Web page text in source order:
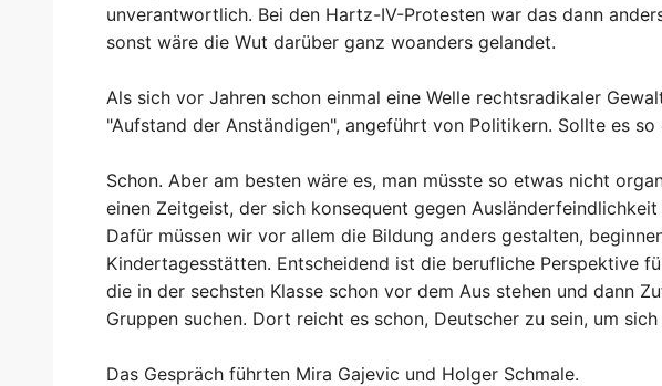
unverantwortlich. Bei den Hartz-IV-Protesten war das dann
sonst wäre die Wut darüber ganz woanders gelandet.
Als sich vor Jahren schon einmal eine Welle rechtsradikaler
"Aufstand der Anständigen", angeführt von Politikern. Sollte es
Schon. Aber am besten wäre es, man müsste so etwas nicht
einen Zeitgeist, der sich konsequent gegen
Dafür müssen wir vor allem die Bildung anders gestalten,
Kindertagesstätten. Entscheidend ist die berufliche Perspektive
die in der sechsten Klasse schon vor dem Aus stehen und dann
Gruppen suchen. Dort reicht es schon, Deutscher zu sein, um
Das Gespräch führten Mira Gajevic und Holger Schmale.